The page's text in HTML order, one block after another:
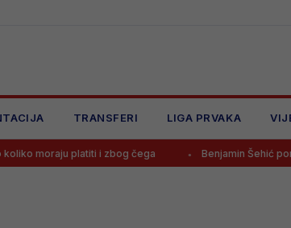
TRANSFERI LIGA PRVAKA
čega Benjamin Šehić poražen četvrti put